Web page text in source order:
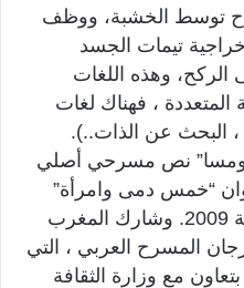
توسط الخشبة، ووظف
تيمات الجسد
الركح، وهذه اللغات
المتعددة ، فهناك لغات
، البحث عن الذات..).
ومسا” نص مسرحي أصلي
غنام سنة 1996 بعنوان “خمس دمى وامرأة”
ليصير اسمه “صباح ومسا” سنة 2009. وشارك المغرب
الدورة ال11 لمهرجان المسرح العربي ، التي
مع وزارة الثقافة